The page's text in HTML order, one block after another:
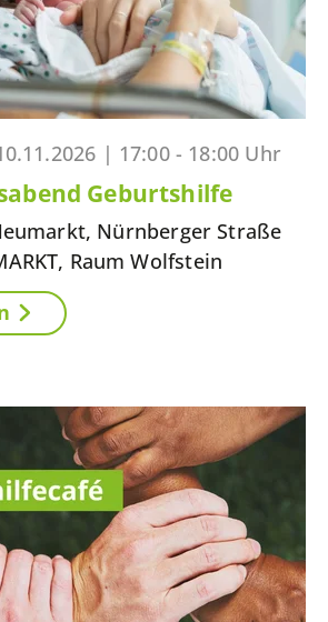
| 17:00 - 18:00 Uhr
Geburtshilfe
Nürnberger Straße
Raum Wolfstein